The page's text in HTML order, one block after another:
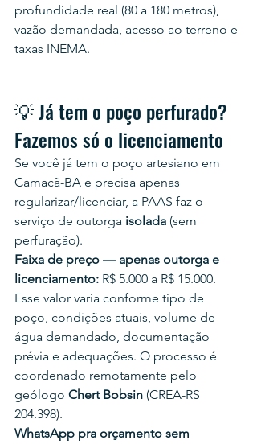
profundidade real (80 a 180 metros),
vazão demandada, acesso ao terreno e
taxas INEMA.
💡 Já tem o poço perfurado?
Fazemos só o licenciamento
Se você já tem o poço artesiano em
Camacã-BA e precisa apenas
regularizar/licenciar, a PAAS faz o
serviço de outorga isolada (sem
perfuração).
Faixa de preço — apenas outorga e
licenciamento: R$ 5.000 a R$ 15.000.
Esse valor varia conforme tipo de
poço, condições atuais, volume de
água demandado, documentação
prévia e adequações. O processo é
coordenado remotamente pelo
geólogo Chert Bobsin (CREA-RS
204.398).
WhatsApp pra orçamento sem